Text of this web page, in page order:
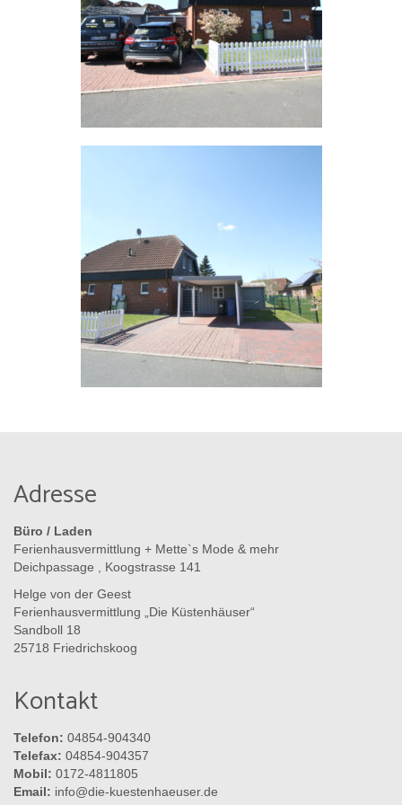
Umgebung
Urlaub mit Hund
Adresse
Büro / Laden
Ferienhausvermittlung + Mette`s Mode & mehr
Deichpassage , Koogstrasse 141
Helge von der Geest
Ferienhausvermittlung „Die Küstenhäuser“
Sandboll 18
25718 Friedrichskoog
Kontakt
Telefon: 04854-904340
Telefax: 04854-904357
Mobil: 0172-4811805
Email: info@die-kuestenhaeuser.de